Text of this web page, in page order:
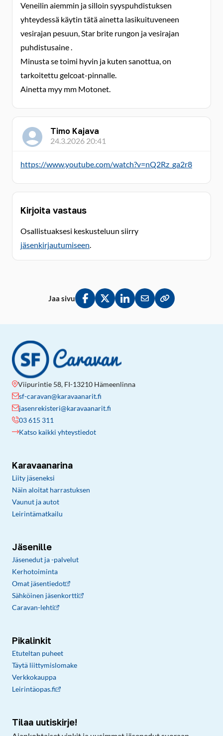
Veneilin aiemmin ja silloin syyspuhdistuksen
yhteydessä käytin tätä ainetta lasikuituveneen
vesirajan pesuun, Star brite rungon ja vesirajan
puhdistusaine .
Minusta se toimi hyvin ja kuten sanottua, on
tarkoitettu gelcoat-pinnalle.
Ainetta myy mm Motonet.
Timo Kajava
24.3.2026 20:41
https://www.youtube.com/watch?v=nQ2Rz_ga2r8
Kirjoita vastaus
Osallistuaksesi keskusteluun siirry
jäsenkirjautumiseen.
Jaa sivu
Jaa Facebookissa
Jaa Twitterissä
Jaa LinkedInissä
Jaa sähköpostitse
Kopioi linkki
Viipurintie 58, FI-13210 Hämeenlinna
sf-caravan@karavaanarit.fi
jasenrekisteri@karavaanarit.fi
03 615 311
Katso kaikki yhteystiedot
Karavaanarina
Liity jäseneksi
Näin aloitat harrastuksen
Vaunut ja autot
Leirintämatkailu
Jäsenille
Jäsenedut ja -palvelut
Kerhotoiminta
Omat jäsentiedot
Sähköinen jäsenkortti
Caravan-lehti
Pikalinkit
Etuteltan puheet
Täytä liittymislomake
Verkkokauppa
Leirintäopas.fi
Tilaa uutiskirje!